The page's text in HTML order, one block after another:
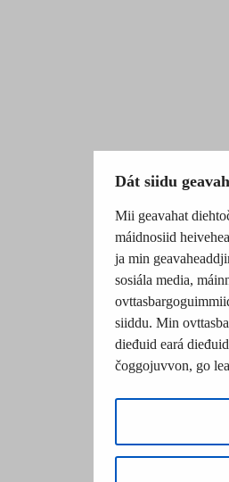
Dát siidu
Mii geavahat
máidnosiid
ja min
sosiála media,
siiddu. Min
dieđuid eará
čoggojuvvon, go